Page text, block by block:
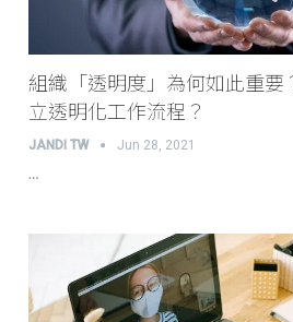
組織「透明度」為何如此重要
立透明化工作流程？
JANDI TW Jun 28, 2021
…